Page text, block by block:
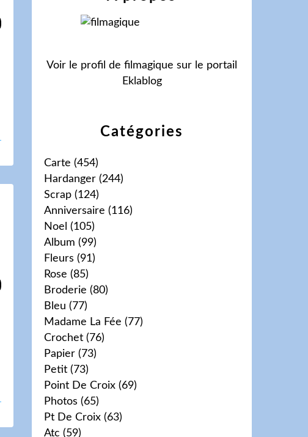
Catégories
Carte (454)
Hardanger (244)
Scrap (124)
Anniversaire (116)
Noel (105)
Album (99)
Fleurs (91)
Rose (85)
Broderie (80)
Bleu (77)
Madame La Fée (77)
Crochet (76)
Papier (73)
Petit (73)
Point De Croix (69)
Photos (65)
Pt De Croix (63)
Atc (59)
Voir le profil de filmagique sur le portail
Eklablog